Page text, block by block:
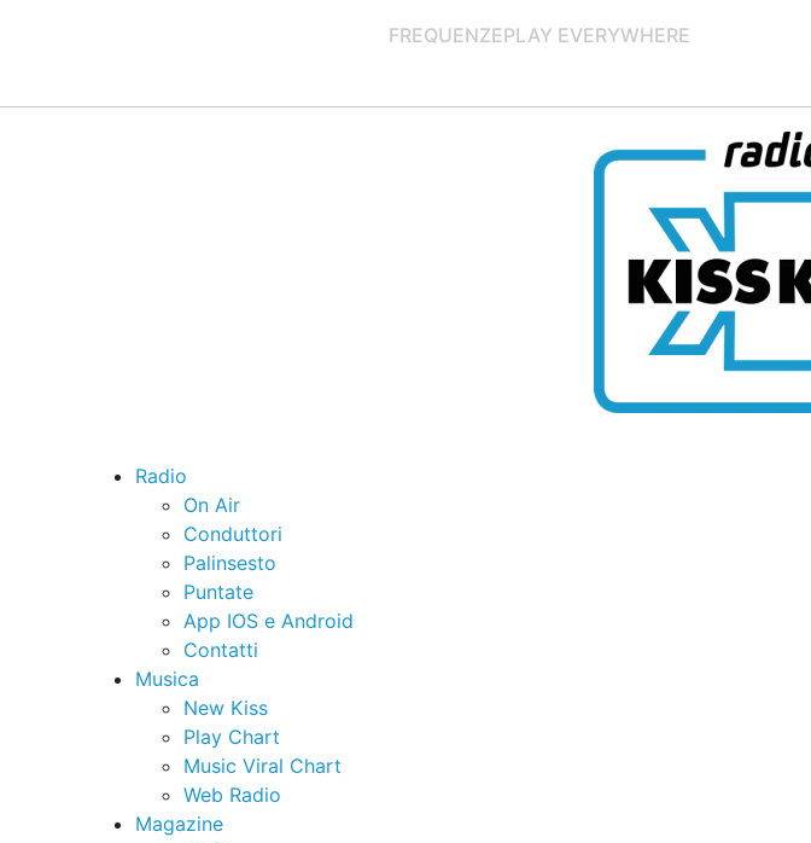
FREQUENZEPLAY EVERYWHERE
Radio
On Air
Conduttori
Palinsesto
Puntate
App IOS e Android
Contatti
Musica
New Kiss
Play Chart
Music Viral Chart
Web Radio
Magazine